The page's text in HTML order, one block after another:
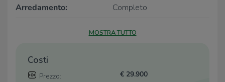
Arredamento:
Completo
MOSTRA TUTTO
Costi
Prezzo:
€ 29.900